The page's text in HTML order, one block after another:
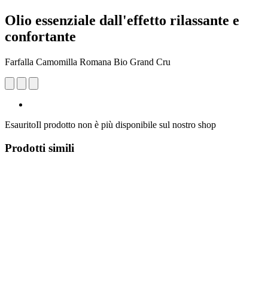
Olio essenziale dall'effetto rilassante e
confortante
Farfalla Camomilla Romana Bio Grand Cru
EsauritoIl prodotto non è più disponibile sul nostro shop
Prodotti simili